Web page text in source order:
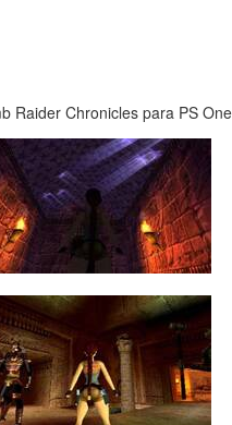
Raider Chronicles para PS